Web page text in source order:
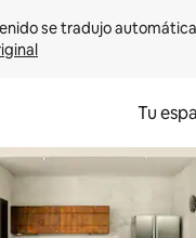
se tradujo
Tu